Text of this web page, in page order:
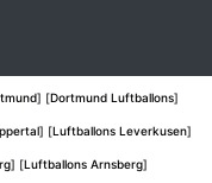
] [Dortmund Luftballons]
] [Luftballons Leverkusen]
] [Luftballons Arnsberg]